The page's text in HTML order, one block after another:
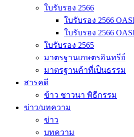
ใบรับรอง 2566
ใบรับรอง 2566
ใบรับรอง 2566
ใบรับรอง 2565
มาตรฐานเกษตรอินทรีย์
มาตรฐานค้าที่เป็นธรรม
สารคดี
ข้าว ชาวนา พิธีกรรม
ข่าว/บทความ
ข่าว
บทความ